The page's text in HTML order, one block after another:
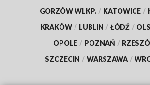
GORZÓW WLKP. / KATOWICE /
KRAKÓW / LUBLIN / ŁÓDŹ /
OPOLE / POZNAŃ /
SZCZECIN / WARSZAWA /